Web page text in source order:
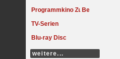
Programmkino
TV-Serien
Blu-ray Disc
weitere...